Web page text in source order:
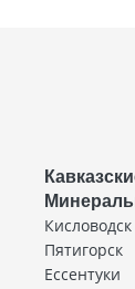
Кисловодск
Пятигорск
Ессентуки